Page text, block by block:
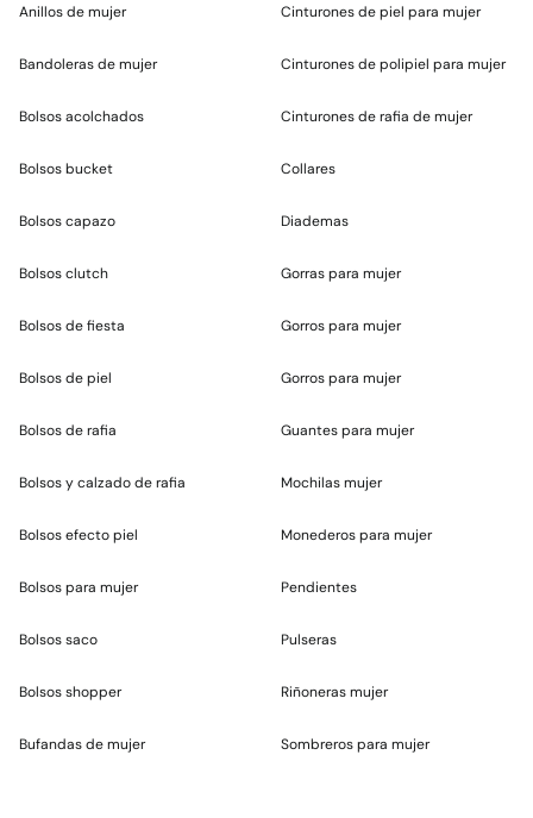
Anillos de mujer
Bandoleras de mujer
Bolsos acolchados
Bolsos bucket
Bolsos capazo
Bolsos clutch
Bolsos de fiesta
Bolsos de piel
Bolsos de rafia
Bolsos y calzado de rafia
Bolsos efecto piel
Bolsos para mujer
Bolsos saco
Bolsos shopper
Bufandas de mujer
Cinturones de piel para mujer
Cinturones de polipiel para mujer
Cinturones de rafia de mujer
Collares
Diademas
Gorras para mujer
Gorros para mujer
Gorros para mujer
Guantes para mujer
Mochilas mujer
Monederos para mujer
Pendientes
Pulseras
Riñoneras mujer
Sombreros para mujer